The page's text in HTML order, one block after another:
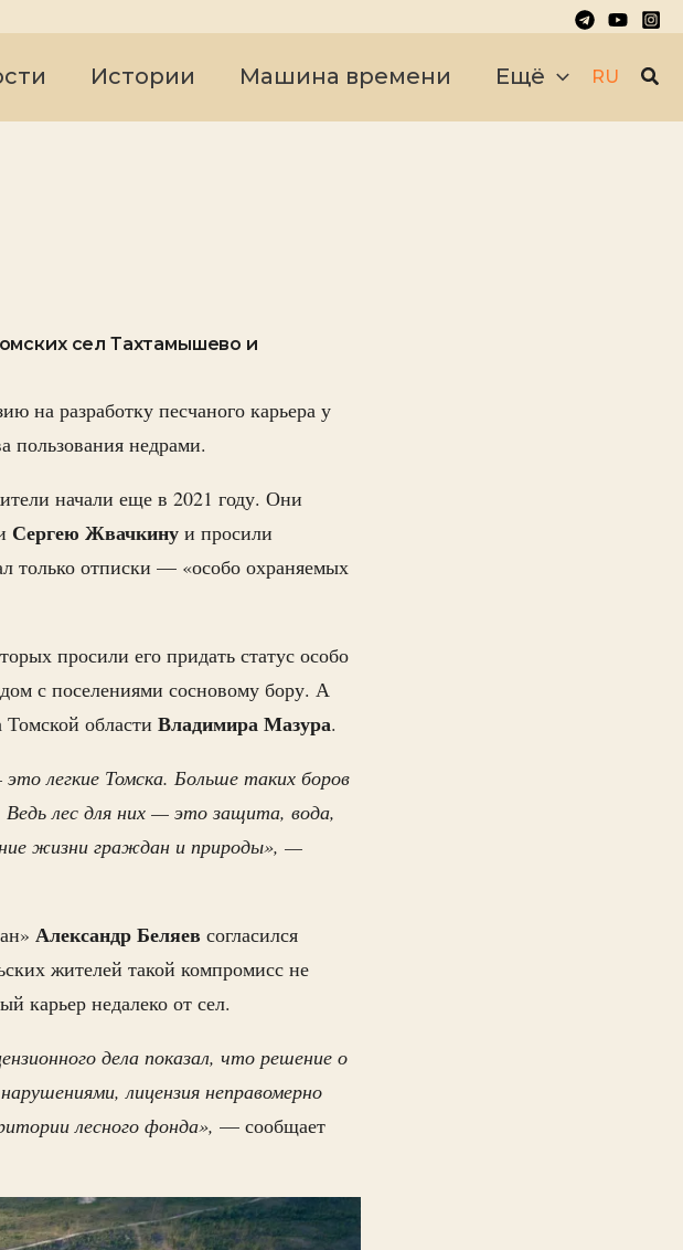
Истории Машина времени Ещё RU
сел Тахтамышево и
на разработку песчаного карьера у
пользования недрами.
начали еще в 2021 году. Они
Сергею Жвачкину и просили
только отписки — «особо охраняемых
просили его придать статус особо
с поселениями сосновому бору. А
области ВладимираМазура.
легкие Томска. Больше таких боров
лес для них — это защита, вода,
жизни граждан и природы», —
АлександрБеляев согласился
жителей такой компромисс не
карьер недалеко от сел.
дела показал, что решение о
лицензия неправомерно
лесного фонда», — сообщает